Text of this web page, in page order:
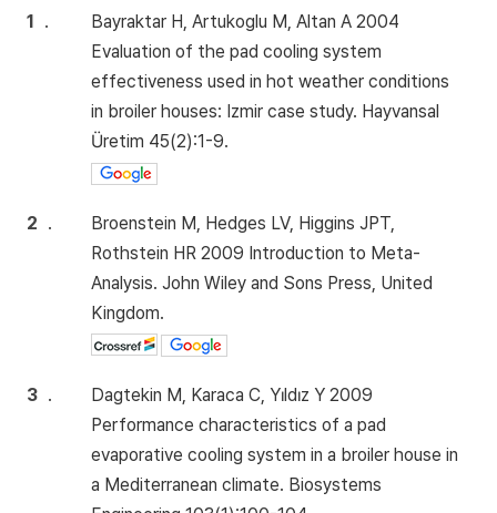
1 .
Bayraktar H, Artukoglu M, Altan A 2004
Evaluation of the pad cooling system
effectiveness used in hot weather conditions
in broiler houses: Izmir case study. Hayvansal
Üretim 45(2):1-9.
2 .
Broenstein M, Hedges LV, Higgins JPT,
Rothstein HR 2009 Introduction to Meta-
Analysis. John Wiley and Sons Press, United
Kingdom.
3 .
Dagtekin M, Karaca C, Yıldız Y 2009
Performance characteristics of a pad
evaporative cooling system in a broiler house in
a Mediterranean climate. Biosystems